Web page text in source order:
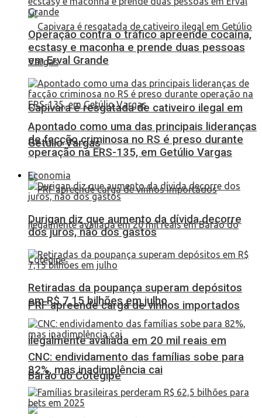
Capivara é resgatada de cativeiro ilegal em
Getúlio Vargas
PRF apreende carga de vinhos importados
ilegalmente avaliada em 20 mil reais em
Barão do Cotegipe
Operação contra o tráfico apreende cocaína,
ecstasy e maconha e prende duas pessoas
em Erval Grande
Apontado como uma das principais lideranças
de facção criminosa no RS é preso durante
operação na ERS-135, em Getúlio Vargas
Economia
Durigan diz que aumento da dívida decorre
dos juros, não dos gastos
Retiradas da poupança superam depósitos
em R$ 7,15 bilhões em julho
CNC: endividamento das famílias sobe para
82%, mas inadimplência cai